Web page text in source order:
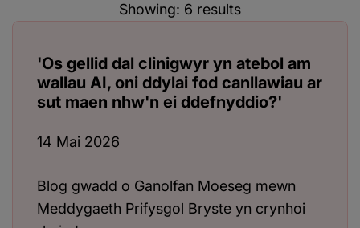
Showing: 6 results
'Os gellid dal clinigwyr yn atebol am
wallau AI, oni ddylai fod canllawiau ar
sut maen nhw'n ei ddefnyddio?'
14 Mai 2026
Blog gwadd o Ganolfan Moeseg mewn
Meddygaeth Prifysgol Bryste yn crynhoi